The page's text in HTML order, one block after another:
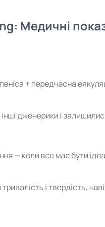
Медичні
+ передчасна
дженерики і
— коли все має бути
і твердість,